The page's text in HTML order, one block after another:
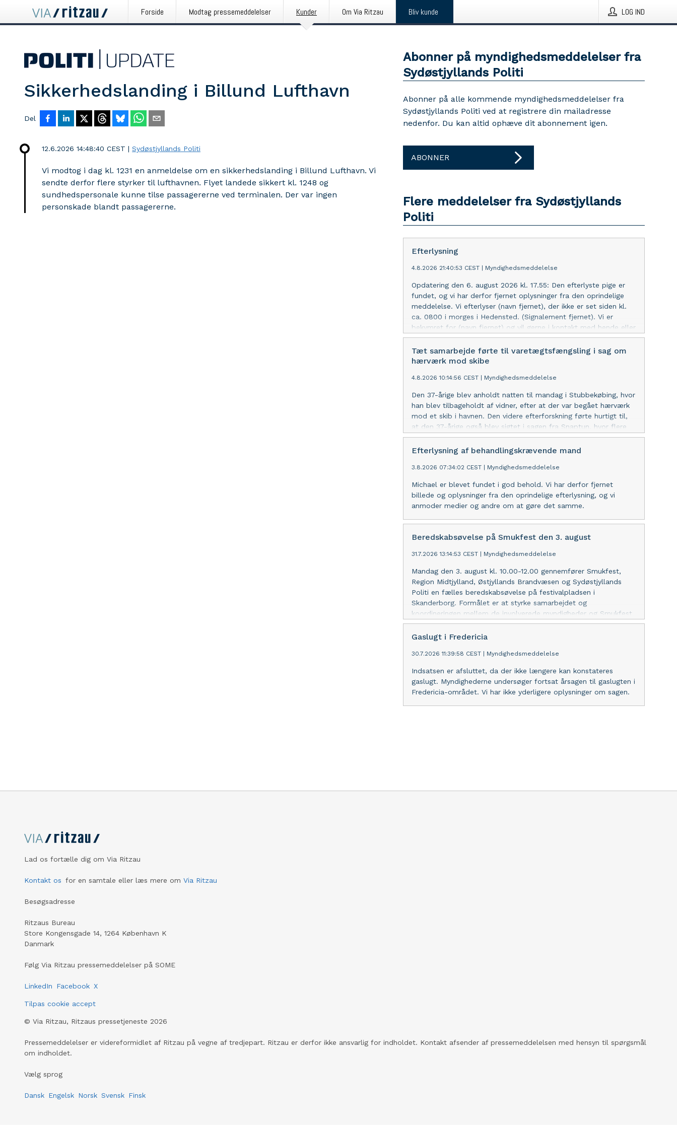
Forside Modtag pressemeddelelser Kunder Om Via Ritzau Bliv kunde LOG IND
Sikkerhedslanding i Billund Lufthavn
Del
12.6.2026 14:48:40 CEST | Sydøstjyllands Politi
Vi modtog i dag kl. 1231 en anmeldelse om en sikkerhedslanding i Billund Lufthavn. Vi
sendte derfor flere styrker til lufthavnen. Flyet landede sikkert kl. 1248 og
sundhedspersonale kunne tilse passagererne ved terminalen. Der var ingen
personskade blandt passagererne.
Abonner på myndighedsmeddelelser fra
Sydøstjyllands Politi
Abonner på alle kommende myndighedsmeddelelser fra
Sydøstjyllands Politi ved at registrere din mailadresse
nedenfor. Du kan altid ophæve dit abonnement igen.
ABONNER
Flere meddelelser fra Sydøstjyllands
Politi
Efterlysning
4.8.2026 21:40:53 CEST Myndighedsmeddelelse
Opdatering den 6. august 2026 kl. 17.55: Den efterlyste pige er
fundet, og vi har derfor fjernet oplysninger fra den oprindelige
meddelelse. Vi efterlyser (navn fjernet), der ikke er set siden kl.
ca. 0800 i morges i Hedensted. (Signalement fjernet). Vi er
bekymret for (navn fjernet) og vil gerne i kontakt med hende eller
andre, der har set hende i dag, eller ved hvor hun kunne være.
Tæt samarbejde førte til varetægtsfængsling i sag om
hærværk mod skibe
4.8.2026 10:14:56 CEST Myndighedsmeddelelse
Den 37-årige blev anholdt natten til mandag i Stubbekøbing, hvor
han blev tilbageholdt af vidner, efter at der var begået hærværk
mod et skib i havnen. Den videre efterforskning førte hurtigt til,
at den 37-årige også blev sigtet i sagen fra Snaptun, hvor flere
både fik kappet fortøjninger, og der blev begået omfattende
hærværk i styrehuset på et skib.
Efterlysning af behandlingskrævende mand
3.8.2026 07:34:02 CEST Myndighedsmeddelelse
Michael er blevet fundet i god behold. Vi har derfor fjernet
billede og oplysninger fra den oprindelige efterlysning, og vi
anmoder medier og andre om at gøre det samme.
Beredskabsøvelse på Smukfest den 3. august
31.7.2026 13:14:53 CEST Myndighedsmeddelelse
Mandag den 3. august kl. 10.00-12.00 gennemfører Smukfest,
Region Midtjylland, Østjyllands Brandvæsen og Sydøstjyllands
Politi en fælles beredskabsøvelse på festivalpladsen i
Skanderborg. Formålet er at styrke samarbejdet og
koordineringen mellem de involverede myndigheder og Smukfest.
Borgere kan derfor i forbindelse med øvelsen opleve ekstra
udrykningskøretøjer i området.
Gaslugt i Fredericia
30.7.2026 11:39:58 CEST Myndighedsmeddelelse
Indsatsen er afsluttet, da der ikke længere kan konstateres
gaslugt. Myndighederne undersøger fortsat årsagen til gaslugten i
Fredericia-området. Vi har ikke yderligere oplysninger om sagen.
Lad os fortælle dig om Via Ritzau
Kontakt os for en samtale eller læs mere om Via Ritzau
Besøgsadresse
Ritzaus Bureau
Store Kongensgade 14, 1264 København K
Danmark
Følg Via Ritzau pressemeddelelser på SOME
LinkedIn Facebook X
Tilpas cookie accept
© Via Ritzau, Ritzaus pressetjeneste 2026
Pressemeddelelser er videreformidlet af Ritzau på vegne af tredjepart. Ritzau er derfor ikke ansvarlig for indholdet. Kontakt afsender af pressemeddelelsen med hensyn til spørgsmål
om indholdet.
Vælg sprog
Dansk Engelsk Norsk Svensk Finsk